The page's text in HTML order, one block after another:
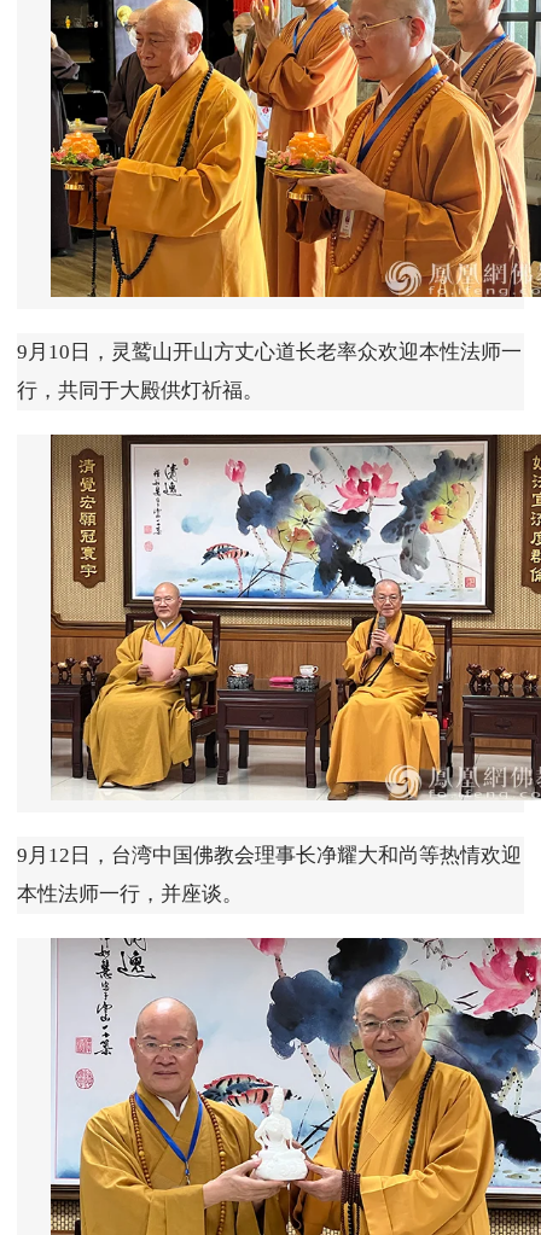
9月10日，灵鹫山开山方丈心道长老率众欢迎本性法师一
行，共同于大殿供灯祈福。
9月12日，台湾中国佛教会理事长净耀大和尚等热情欢迎
本性法师一行，并座谈。